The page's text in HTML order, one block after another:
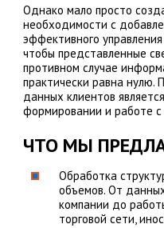
Однако мало просто
необходимости с
эффективного
чтобы представленные
противном случае
практически равна нулю.
данных клиентов
формировании и работе
ЧТО МЫ
Обработка
объемов. От
компании до
торговой сети,